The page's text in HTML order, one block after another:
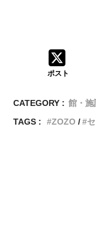
ポスト
CATEGORY : 館・施
TAGS :
ZOZO